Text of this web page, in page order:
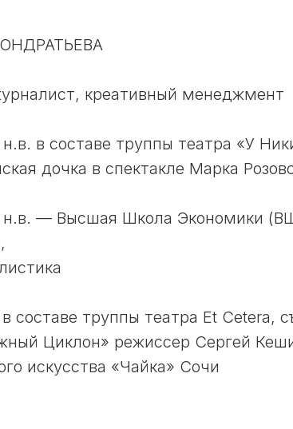
креативный менеджмент
в составе труппы театра «У
дочка в спектакле Марка
— Высшая Школа Экономики
составе труппы театра Et Cetera,
Циклон» режиссер Сергей
искусства «Чайка» Сочи